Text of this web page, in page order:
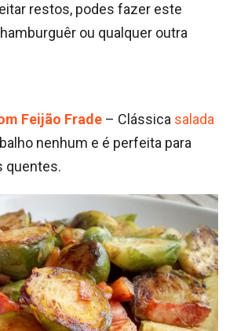
restos, podes fazer este
ou qualquer outra
Feijão Frade – Clássica salada
nenhum e é perfeita para
quentes.